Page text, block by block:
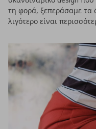
τη φορά, ξεπεράσαμε τα
λιγότερο είναι